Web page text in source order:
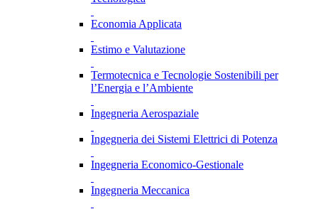
Economia Applicata
Estimo e Valutazione
Termotecnica e Tecnologie Sostenibili per
l’Energia e l’Ambiente
Ingegneria Aerospaziale
Ingegneria dei Sistemi Elettrici di Potenza
Ingegneria Economico-Gestionale
Ingegneria Meccanica